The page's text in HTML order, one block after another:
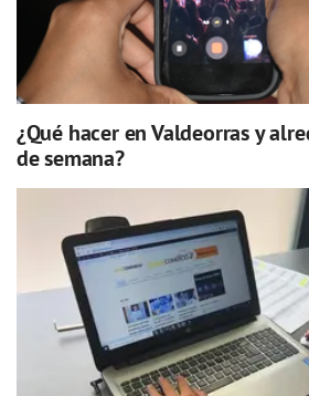
¿Qué hacer en Valdeorras y
de semana?